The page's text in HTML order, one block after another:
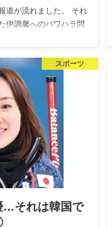
道が流れました。 それ
伊調馨へのパワハラ問
スポーツ
…それは韓国で